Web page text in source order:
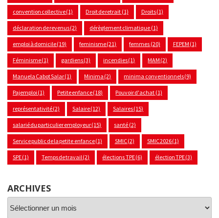
convention collective(1) Droit de retrait (1) Droits(1)
déclaration de revenus(2) dérèglement climatique (1)
emploi à domicile(19) feminisme(21) femmes (20) FEPEM (1)
Féminisme(1) gardiens(3) incendies(1) MAM (2)
Manuela Cabot Salar(1) Minima (2) minima conventionnels(9)
Pajemploi (1) Petite enfance(18) Pouvoir d'achat (1)
représentativité(2) Salaire(12) Salaires(15)
salarié du particulier employeur(15) santé (2)
Service public de la petite enfance(1) SMIC(2) SMIC 2026(1)
SPE(1) Temps de travail(2) élections TPE(6) élection TPE(3)
ARCHIVES
Archives